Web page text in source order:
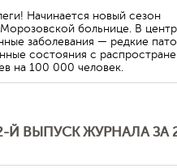
Начинается новый сезон
больнице. В
заболевания — редкие
состояния с
на 100 000 человек.
Й ВЫПУСК ЖУРНАЛА ЗА